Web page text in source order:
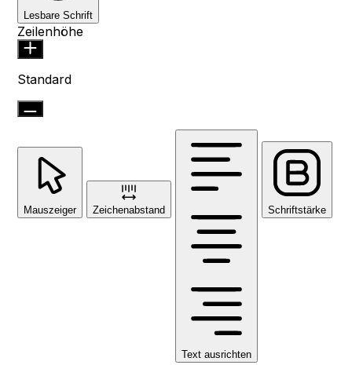
Lesbare Schrift
Zeilenhöhe
Standard
Mauszeiger Zeichenabstand
Text ausrichten
Schriftstärke